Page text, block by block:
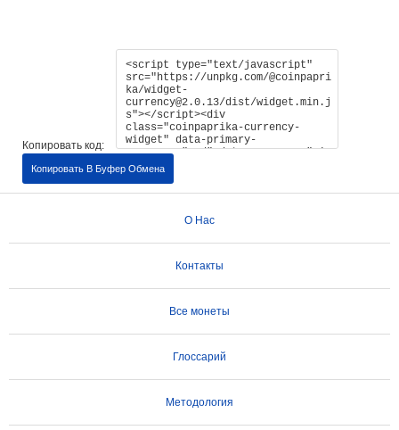
Копировать код:
Копировать В Буфер Обмена
О Нас
Контакты
Все монеты
Глоссарий
Методология